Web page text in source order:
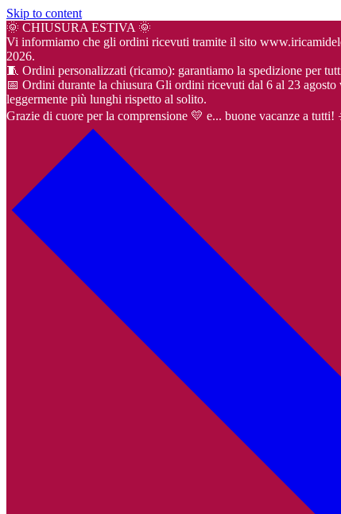
Skip to content
🌞 CHIUSURA ESTIVA 🌞
Vi informiamo che gli ordini ricevuti tramite il sito
2026.
🧵 Ordini personalizzati (ricamo): garantiamo la spedizione per
📅 Ordini durante la chiusura Gli ordini ricevuti dal 6 al 23
leggermente più lunghi rispetto al solito.
Grazie di cuore per la comprensione 💛 e... buone vacanze a